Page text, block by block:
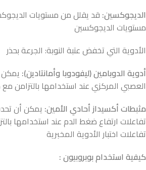
الديجوكسين: قد يقلل من مستويات
مستويات الديجوكسين
الأدوية التي تخفض عتبة النوبة: الجرعة بحذر
أدوية الدوبامين (ليفودوبا وأمانتادين):
العصبي المركزي عند استخدامها بالتزامن مع
مثبطات أكسيداز أحادي الأمين: يمكن أن
تفاعلات ارتفاع ضغط الدم عند استخدامها
تفاعلات اختبار الأدوية المخبرية
كيفية استخدام بوبروبيون :